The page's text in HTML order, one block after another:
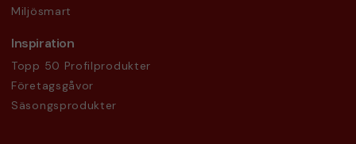
Miljösmart
Inspiration
Topp 50 Profilprodukter
Företagsgåvor
Säsongsprodukter